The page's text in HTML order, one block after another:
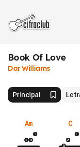
Book Of Love
Dar Williams
Principal
Am C